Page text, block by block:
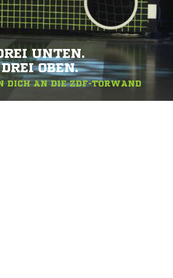
UNTEN.
DREI OBEN.
DICH AN DIE ZDF-TORWAND